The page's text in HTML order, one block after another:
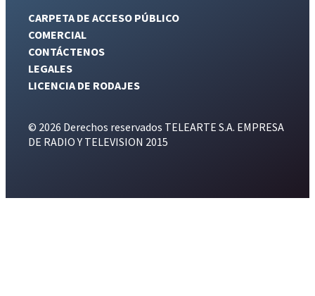
CARPETA DE ACCESO PÚBLICO
COMERCIAL
CONTÁCTENOS
LEGALES
LICENCIA DE RODAJES
© 2026 Derechos reservados TELEARTE S.A. EMPRESA
DE RADIO Y TELEVISION 2015